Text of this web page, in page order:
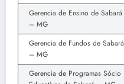
Gerencia de Ensino de Sabará
– MG
Gerencia de Fundos de Sabará
– MG
Gerencia de Programas Sócio